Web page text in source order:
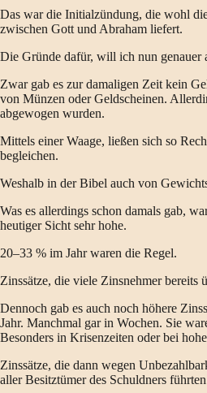
Das war die Initialzündung, die wohl
zwischen Gott und Abraham liefert.
Die Gründe dafür, will ich nun genauer
Zwar gab es zur damaligen Zeit kein
von Münzen oder Geldscheinen.
abgewogen wurden.
Mittels einer Waage, ließen sich so
begleichen.
Weshalb in der Bibel auch von
Was es allerdings schon damals gab,
heutiger Sicht sehr hohe.
20–33 % im Jahr waren die Regel.
Zinssätze, die viele Zinsnehmer bereits
Dennoch gab es auch noch höhere
Jahr. Manchmal gar in Wochen. Sie
Besonders in Krisenzeiten oder bei
Zinssätze, die dann wegen
aller Besitztümer des Schuldners